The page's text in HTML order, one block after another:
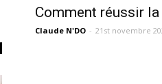
Comment réussir
Claude N'DO - 21st novembre